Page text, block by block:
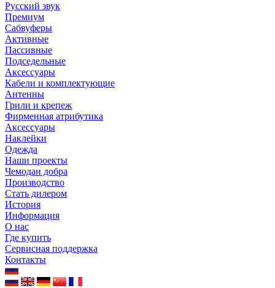
Русский звук
Премиум
Сабвуферы
Активные
Пассивные
Подседельные
Аксессуары
Кабели и комплектующие
Антенны
Грили и крепеж
Фирменная атрибутика
Аксессуары
Наклейки
Одежда
Наши проекты
Чемодан добра
Производство
Стать дилером
История
Информация
О нас
Где купить
Сервисная поддержка
Контакты